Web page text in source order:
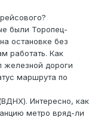
были Торопец-
остановке без
работать. Как
дороги
маршрута по
Интересно, как
метро вряд-ли